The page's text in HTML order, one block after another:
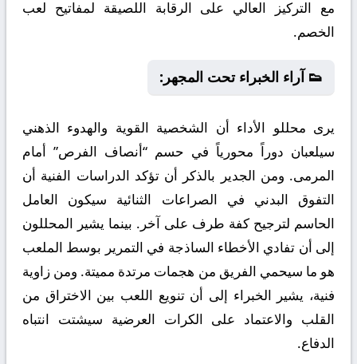
مع التركيز العالي على الرقابة اللصيقة لمفاتيح لعب
الخصم.
👟 آراء الخبراء تحت المجهر:
يرى محللو الأداء أن الشخصية القوية والهدوء الذهني
سيلعبان دوراً محورياً في حسم “أنصاف الفرص” أمام
المرمى. ومن الجدير بالذكر أن تؤكد الدراسات الفنية أن
التفوق البدني في الصراعات الثنائية سيكون العامل
الحاسم لترجيح كفة طرف على آخر. بينما يشير المحللون
إلى أن تفادي الأخطاء الساذجة في التمرير بوسط الملعب
هو ما سيحمي الفريق من هجمات مرتدة مميتة. ومن زاوية
فنية، يشير الخبراء إلى أن تنويع اللعب بين الاختراق من
القلب والاعتماد على الكرات العرضية سيشتت انتباه
الدفاع.